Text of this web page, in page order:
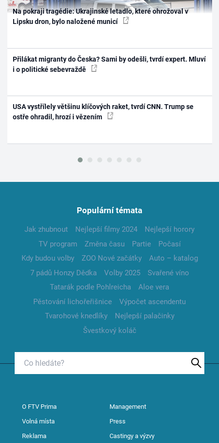
Na pokraji tragédie: Ukrajinské letadlo, které ohrožoval v
Lipsku dron, bylo naložené municí
Přilákat migranty do Česka? Sami by odešli, tvrdí expert. Mluví
i o politické sebevraždě
USA vystřílely většinu klíčových raket, tvrdí CNN. Trump se
ostře ohradil, hrozí i vězením
Populární témata
Jak zhubnout Nejlepší filmy 2024
Nejlepší horory
TV program
Změna času Partie
Počasí
Kdy budou volby
ZOO Nové začátky
Auto – katalog
7 pádů Honzy Dědka
Volby 2025
Svařené víno
Tatarák podle Pohlreicha
Aloe vera
Pěstování lichořeřišnice
Výpočet ascendentu
Tvarohové knedlíky
Nejlepší palačinky
Švestkový koláč
O FTV Prima Management
Volná místa Press
Reklama Castingy a výzvy